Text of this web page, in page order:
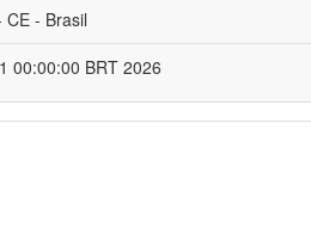
- Brasil
00:00:00 BRT 2026